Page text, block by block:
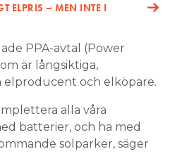
ELPRIS – MEN INTE I
PPA-avtal (Power
är långsiktiga,
elproducent och elköpare.
alla våra
batterier, och ha med
solparker, säger